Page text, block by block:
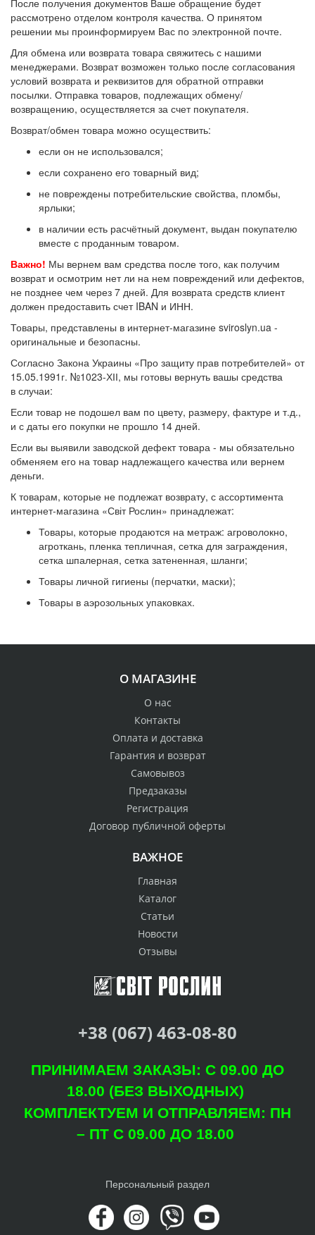
После получения документов Ваше обращение будет
рассмотрено отделом контроля качества. О принятом
решении мы проинформируем Вас по электронной почте.
Для обмена или возврата товара свяжитесь с нашими
менеджерами. Возврат возможен только после согласования
условий возврата и реквизитов для обратной отправки
посылки. Отправка товаров, подлежащих обмену/
возвращению, осуществляется за счет покупателя.
Возврат/обмен товара можно осуществить:
если он не использовался;
если сохранено его товарный вид;
не повреждены потребительские свойства, пломбы,
ярлыки;
в наличии есть расчётный документ, выдан покупателю
вместе с проданным товаром.
Важно! Мы вернем вам средства после того, как получим
возврат и осмотрим нет ли на нем повреждений или дефектов,
не позднее чем через 7 дней. Для возврата средств клиент
должен предоставить счет IBAN и ИНН.
Товары, представлены в интернет-магазине sviroslyn.ua -
оригинальные и безопасны.
Согласно Закона Украины «Про защиту прав потребителей» от
15.05.1991г. №1023-ХІІ, мы готовы вернуть вашы средства
в случаи:
Если товар не подошел вам по цвету, размеру, фактуре и т.д.,
и с даты его покупки не прошло 14 дней.
Если вы выявили заводской дефект товара - мы обязательно
обменяем его на товар надлежащего качества или вернем
деньги.
К товарам, которые не подлежат возврату, с ассортимента
интернет-магазина «Світ Рослин» принадлежат:
Товары, которые продаются на метраж: агроволокно,
агроткань, пленка тепличная, сетка для заграждения,
сетка шпалерная, сетка затененная, шланги;
Товары личной гигиены (перчатки, маски);
Товары в аэрозольных упаковках.
О МАГАЗИНЕ
О нас
Контакты
Оплата и доставка
Гарантия и возврат
Самовывоз
Предзаказы
Регистрация
Договор публичной оферты
ВАЖНОЕ
Главная
Каталог
Статьи
Новости
Отзывы
+38 (067) 463-08-80
ПРИНИМАЕМ ЗАКАЗЫ: С 09.00 ДО
18.00 (БЕЗ ВЫХОДНЫХ)
КОМПЛЕКТУЕМ И ОТПРАВЛЯЕМ: ПН
– ПТ С 09.00 ДО 18.00
Персональный раздел